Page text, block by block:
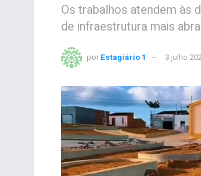
Os trabalhos atendem às
de infraestrutura mais
por Estagiário 1 3 julho